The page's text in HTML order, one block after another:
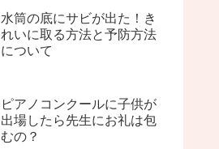
水筒の底にサビが出た！き
れいに取る方法と予防方法
について
ピアノコンクールに子供が
出場したら先生にお礼は包
むの？